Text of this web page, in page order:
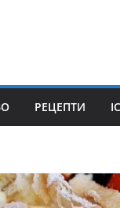
РЕЦЕПТИ